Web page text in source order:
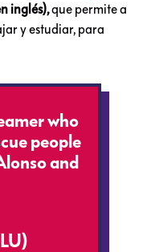
inglés),que permite a
y estudiar, para
who
people
and